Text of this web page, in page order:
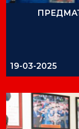
19-03-2025